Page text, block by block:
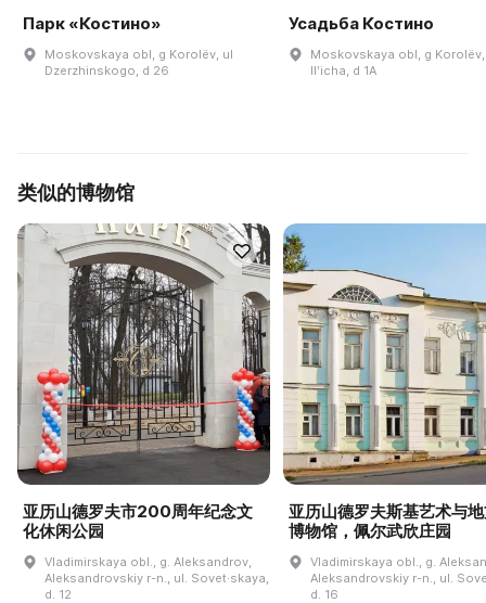
Парк «Костино»
Moskovskaya obl, g Korolëv, ul
Dzerzhinskogo, d 26
Усадьба Костино
Moskovskaya obl, g
Ilʹicha, d 1A
类似的博物馆
亚历山德罗夫市200周年纪念文
化休闲公园
Vladimirskaya obl., g. Aleksandrov,
Aleksandrovskiy r-n., ul. Sovet·skaya,
d. 12
亚历山德罗夫斯基艺术与
博物馆，佩尔武欣庄园
Vladimirskaya obl., g.
Aleksandrovskiy r-n., ul.
d. 16